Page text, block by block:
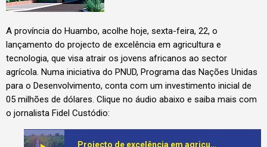
A província do Huambo, acolhe hoje, sexta-feira, 22, o
lançamento do projecto de excelência em agricultura e
tecnologia, que visa atrair os jovens africanos ao sector
agrícola. Numa iniciativa do PNUD, Programa das Nações Unidas
para o Desenvolvimento, conta com um investimento inicial de
05 milhões de dólares. Clique no áudio abaixo e saiba mais com
o jornalista Fidel Custódio:
Projecto de excelência em agricultura e tecnologia é lançado hoje no Huambo